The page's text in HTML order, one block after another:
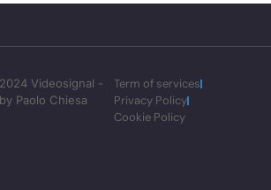
Videosignal -
Paolo Chiesa
Term of services
Privacy Policy
Cookie Policy